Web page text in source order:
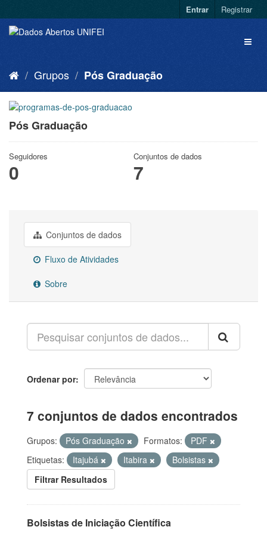
Entrar Registrar
Grupos Pós Graduação
Pós Graduação
Seguidores
0
Conjuntos de dados
7
Conjuntos de dados
Fluxo de Atividades
Sobre
Ordenar por
7 conjuntos de dados encontrados
Grupos: Pós Graduação Formatos:
PDF
Etiquetas:
Itajubá Itabira
Bolsistas
Filtrar Resultados
Bolsistas de Iniciação Científica